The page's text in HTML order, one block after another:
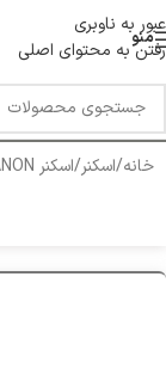
عبور به ناوبری
رفتن به محتوای اصلی
منو
خانه/اسکنر/اسکنر CANON